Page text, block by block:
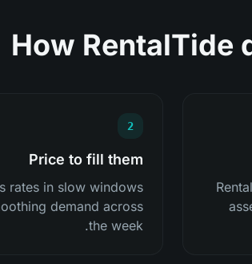
How RentalTide
2
Price to fill them
rates in slow windows
demand across
the week.